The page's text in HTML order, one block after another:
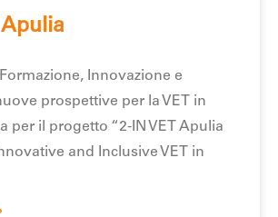
Innovazione e
prospettive per la VET in
per il progetto “2-IN VET Apulia
and Inclusive VET in